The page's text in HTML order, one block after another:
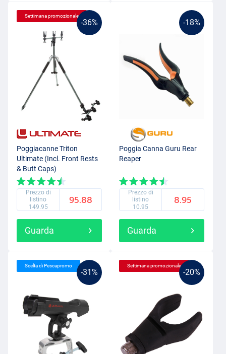
-36%
Settimana promozionale
Poggiacanne Triton
Ultimate (Incl. Front Rests
& Butt Caps)
Prezzo di
listino
149.95
95.88
Guarda
-18%
Poggia Canna Guru Rear
Reaper
Prezzo di
listino
10.95
8.95
Guarda
-31%
Scelta di Pescapromo
-20%
Settimana promozionale